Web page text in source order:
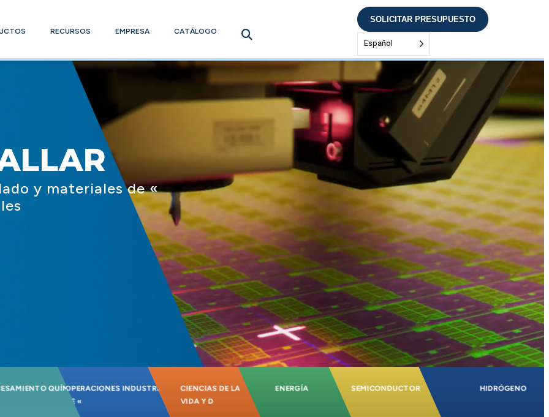
RECURSOS EMPRESA CATÁLOGO
SOLICITAR PRESUPUESTO
Español
y materiales de «
QUÍMICO-
OPERACIONES INDUSTRIALES
DE «
CIENCIAS DE LA
VIDA Y D
ENERGÍA SEMICONDUCTOR HIDRÓGENO